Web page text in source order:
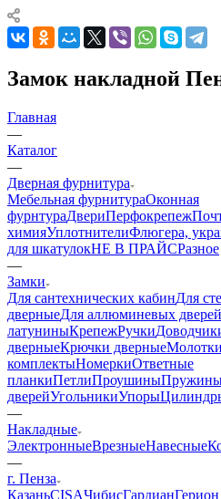
Замок накладной
Главная
—
Каталог
—
Дверная фурнитура
Мебельная фурнитураОконная
фурнтураДвериПерфокрепеж
химияУплотнителиФлюгера,
для шкатулокНЕ В ПРАЙСРазное
—
Замки
Для сантехнических кабинДля
дверныеДля аллюминевых
латуниныКрепежРучки
дверныеКрючки дверные
комплектыНомеркиОтветные
планкиПетлиПроушины
дверейУгольникиУпоры
—
Накладные
ЭлектронныеВрезныеНавесные
—
г. Пенза
КазаньCISAЧибисГардианГерион